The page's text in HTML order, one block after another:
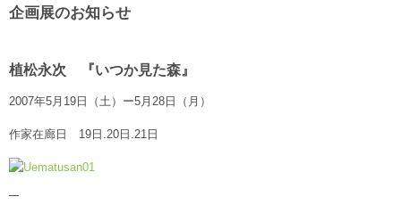
企画展のお知らせ
植松永次 『いつか見た森』
2007年5月19日（土）ー5月28日（月）
作家在廊日 19日.20日.21日